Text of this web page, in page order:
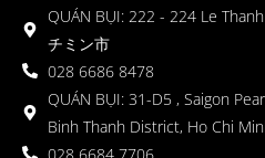
QUÁN BỤI: 222 - 224 Le
チミン市
028 6686 8478
QUÁN BỤI: 31-D5 , Saigon
Binh Thanh District, Ho Chi
028 6684 7706